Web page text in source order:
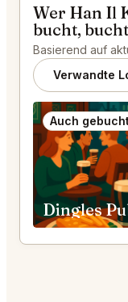
Wer Han Il
bucht,
Basierend auf
Verwandte
Auch